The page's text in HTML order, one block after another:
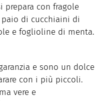
prepara con fragole
paio di cucchiaini di
e foglioline di menta.
e sono un dolce
con i più piccoli.
vere e